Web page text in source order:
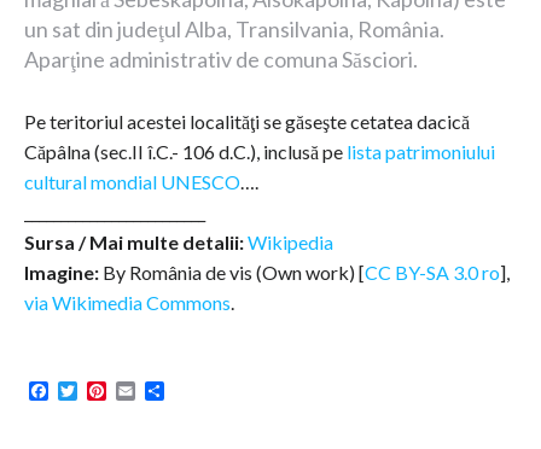
un sat din judeţul Alba, Transilvania, România.
Aparţine administrativ de comuna Săsciori.
Pe teritoriul acestei localităţi se găseşte cetatea dacică
Căpâlna (sec.II î.C.- 106 d.C.), inclusă pe lista patrimoniului
cultural mondial UNESCO….
Sursa / Mai multe detalii:Wikipedia
Imagine: By România de vis (Own work) [CC BY-SA 3.0 ro],
via Wikimedia Commons.
Facebook
TwitterPinterest
Email